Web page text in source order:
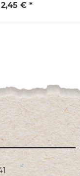
€ *